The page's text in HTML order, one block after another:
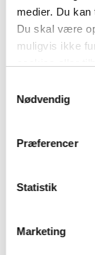
medier. Du
Du skal være
muligvis ikke
Nødvendig
Præferencer
Statistik
Marketing
Andre